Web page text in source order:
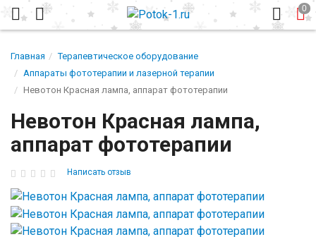
Главная
Терапевтическое оборудование
Аппараты фототерапии и лазерной терапии
Невотон Красная лампа, аппарат фототерапии
Невотон Красная лампа,
аппарат фототерапии
Написать отзыв